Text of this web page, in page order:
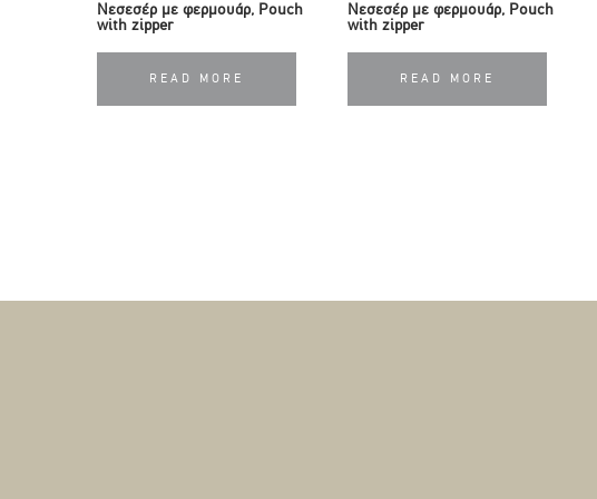
Νεσεσέρ με φερμουάρ, Pouch
with zipper
READ MORE
Νεσεσέρ με φερμουάρ, Pouch
with zipper
READ MORE